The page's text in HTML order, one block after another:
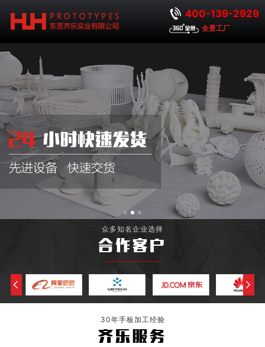
400-139-2929
全景工厂
众多知名企业选择
合作客户
30年手板加工经验
齐乐服务